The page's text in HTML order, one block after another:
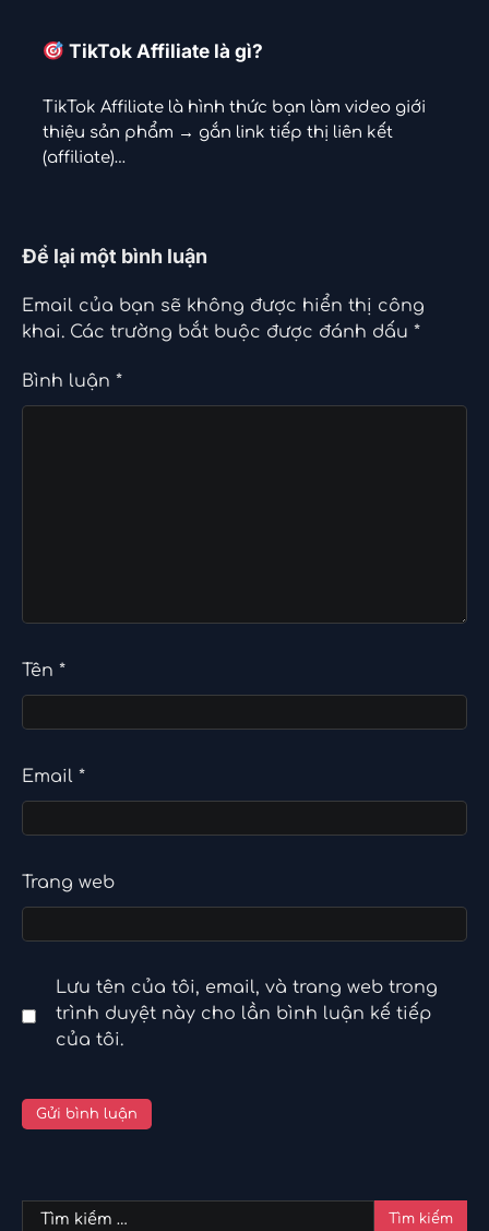
TikTok Affiliate là gì?
TikTok Affiliate là hình thức bạn làm video giới
thiệu sản phẩm → gắn link tiếp thị liên kết
(affiliate)…
Để lại một bình luận
Email của bạn sẽ không được hiển thị công
khai. Các trường bắt buộc được đánh dấu *
Bình luận *
Tên *
Email *
Trang web
Lưu tên của tôi, email, và trang web trong
trình duyệt này cho lần bình luận kế tiếp
của tôi.
Tìm